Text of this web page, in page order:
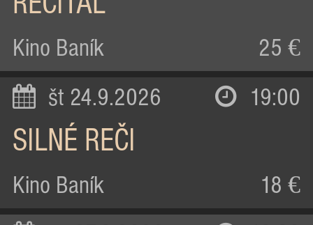
Kino Baník 25 €
št 24.9.2026 19:00
SILNÉ REČI
Kino Baník 18 €